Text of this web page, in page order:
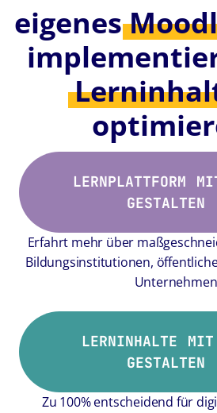
eigenes
LERNPLATTFORM
GESTALTEN
Erfahrt mehr über
Bildungsinstitutionen,
LERNINHALTE
GESTALTEN
Zu 100% entscheidend für